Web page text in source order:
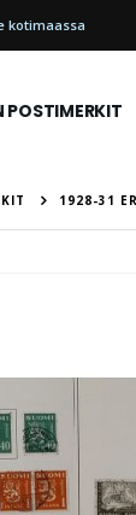
kotimaassa
POSTIMERKIT
1928-31